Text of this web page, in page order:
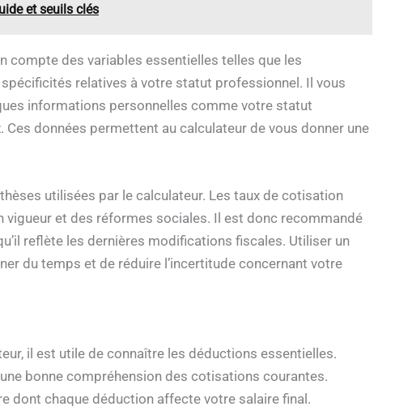
et seuils clés
compte des variables essentielles telles que les
relatives à votre statut professionnel. Il vous
informations personnelles comme votre statut
données permettent au calculateur de vous donner une
utilisées par le calculateur. Les taux de cotisation
et des réformes sociales. Il est donc recommandé
reflète les dernières modifications fiscales. Utiliser un
du temps et de réduire l’incertitude concernant votre
il est utile de connaître les déductions essentielles.
bonne compréhension des cotisations courantes.
dont chaque déduction affecte votre salaire final.